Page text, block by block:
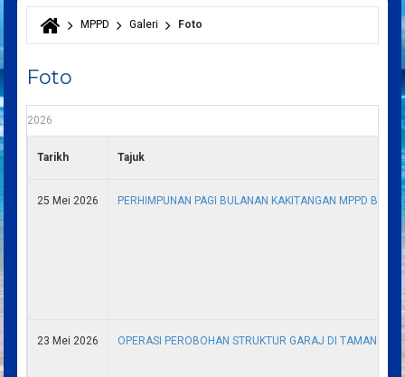
Anda di sini
MPPD Galeri Foto
Foto
2026
Tarikh Tajuk
25 Mei 2026 PERHIMPUNAN PAGI BULANAN KAKITANGAN MPPD
23 Mei 2026 OPERASI PEROBOHAN STRUKTUR GARAJ DI TAMAN